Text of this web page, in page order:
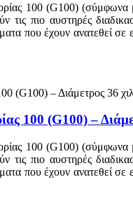
100 (G100) (σύμφωνα
τις πιο αυστηρές
που έχουν ανατεθεί
100 (G100) –
100 (G100) (σύμφωνα
τις πιο αυστηρές
που έχουν ανατεθεί